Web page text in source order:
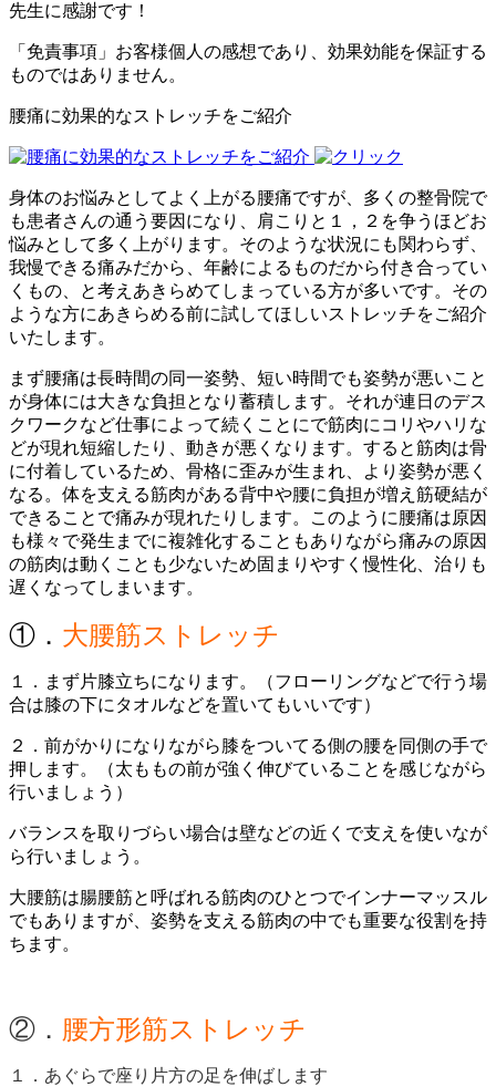
先生に感謝です！
「免責事項」お客様個人の感想であり、効果効能を保証する
ものではありません。
腰痛に効果的なストレッチをご紹介
身体のお悩みとしてよく上がる腰痛ですが、多くの整骨院で
も患者さんの通う要因になり、肩こりと１，２を争うほどお
悩みとして多く上がります。そのような状況にも関わらず、
我慢できる痛みだから、年齢によるものだから付き合ってい
くもの、と考えあきらめてしまっている方が多いです。その
ような方にあきらめる前に試してほしいストレッチをご紹介
いたします。
まず腰痛は長時間の同一姿勢、短い時間でも姿勢が悪いこと
が身体には大きな負担となり蓄積します。それが連日のデス
クワークなど仕事によって続くことにで筋肉にコリやハリな
どが現れ短縮したり、動きが悪くなります。すると筋肉は骨
に付着しているため、骨格に歪みが生まれ、より姿勢が悪く
なる。体を支える筋肉がある背中や腰に負担が増え筋硬結が
できることで痛みが現れたりします。このように腰痛は原因
も様々で発生までに複雑化することもありながら痛みの原因
の筋肉は動くことも少ないため固まりやすく慢性化、治りも
遅くなってしまいます。
①． 大腰筋ストレッチ
１．まず片膝立ちになります。（フローリングなどで行う場
合は膝の下にタオルなどを置いてもいいです）
２．前がかりになりながら膝をついてる側の腰を同側の手で
押します。（太ももの前が強く伸びていることを感じながら
行いましょう）
バランスを取りづらい場合は壁などの近くで支えを使いなが
ら行いましょう。
大腰筋は腸腰筋と呼ばれる筋肉のひとつでインナーマッスル
でもありますが、姿勢を支える筋肉の中でも重要な役割を持
ちます。
②． 腰方形筋ストレッチ
１．あぐらで座り片方の足を伸ばします